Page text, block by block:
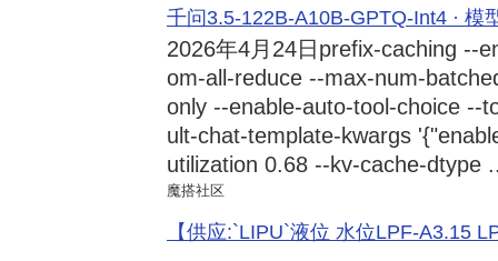
千问3.5-122B-A10B-GPTQ-Int4 · 模
2026年4月24日 prefix-caching --
om-all-reduce --max-num-
only --enable-auto-tool-choice --
ult-chat-template-kwargs
utilization 0.68 --kv-cache-dtype
魔搭社区
【供应:`LIPU`液位 水位LPF-A3.15